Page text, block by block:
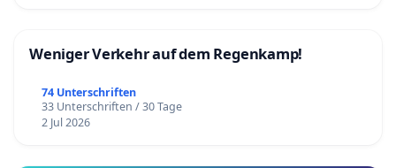
Weniger Verkehr auf dem Regenkamp!
74 Unterschriften
33 Unterschriften / 30 Tage
2 Jul 2026